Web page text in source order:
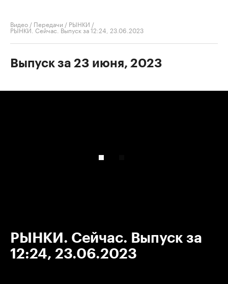
Видео / Передачи / РЫНКИ /
РЫНКИ. Сейчас. Выпуск за 12:24, 23.06.2023
Выпуск за 23 июня, 2023
РЫНКИ. Сейчас. Выпуск за
12:24, 23.06.2023